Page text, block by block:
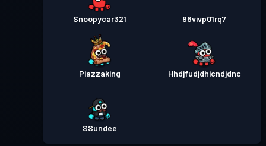
Snoopycar321 96vivp01rq7
Piazzaking Hhdjfudjdhicndjdnc
SSundee